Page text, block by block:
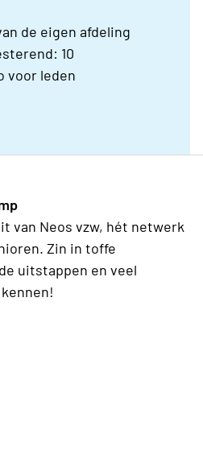
de eigen afdeling
10
voor leden
van Neos vzw, hét netwerk
Zin in toffe
uitstappen en veel